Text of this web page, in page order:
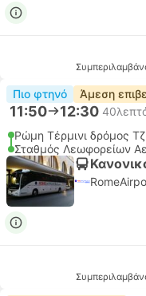
Πιο φτηνό Άμεση
11:50 12:30
Ρώμη Τέρμινι δρόμος
Σταθμός Λεωφορείων